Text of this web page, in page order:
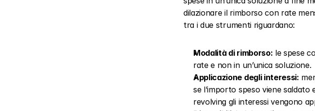
dilazionare il rimborso con rate
tra i due strumenti riguardano:
Modalità di rimborso: le spese
rate e non in un’unica soluzione.
Applicazione degli interessi:
se l’importo speso viene
revolving gli interessi vengono